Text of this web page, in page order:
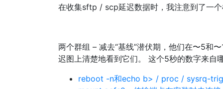
在收集sftp / scp延迟数据时，我注意到了一
两个群组 – 减去“基线”潜伏期，他们在〜5和
迟图上清楚地看到它们。 这个5秒的数字来自
reboot -n和echo b> / proc / sysrq-